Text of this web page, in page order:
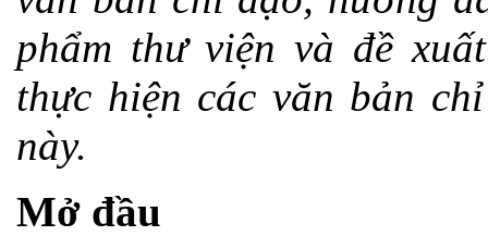
phẩm thư viện và đề
thực hiện các văn bản
này.
Mở đầu